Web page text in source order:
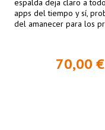
espalda deja claro a
apps del tiempo y sí,
del amanecer para los
70,00 €